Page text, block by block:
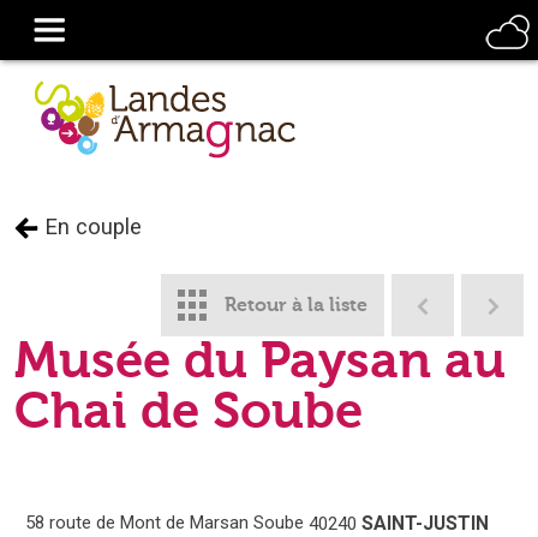
En couple
Retour à la liste
Musée du Paysan au
Chai de Soube
58 route de Mont de Marsan Soube 40240 SAINT-JUSTIN